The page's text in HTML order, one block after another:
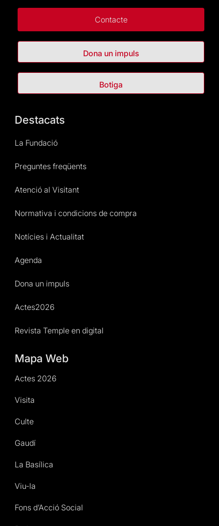
Contacte
Dona un impuls
Botiga
Destacats
La Fundació
Preguntes freqüents
Atenció al Visitant
Normativa i condicions de compra
Notícies i Actualitat
Agenda
Dona un impuls
Actes2026
Revista Temple en digital
Mapa Web
Actes 2026
Visita
Culte
Gaudí
La Basílica
Viu-la
Fons d’Acció Social